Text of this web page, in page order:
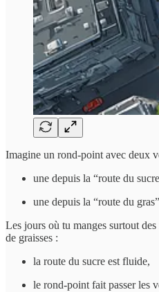
Imagine un rond-point avec deux
une depuis la “route du
une depuis la “route du
Les jours où tu manges surtout
de graisses :
la route du sucre est fluide,
le rond-point fait passer les